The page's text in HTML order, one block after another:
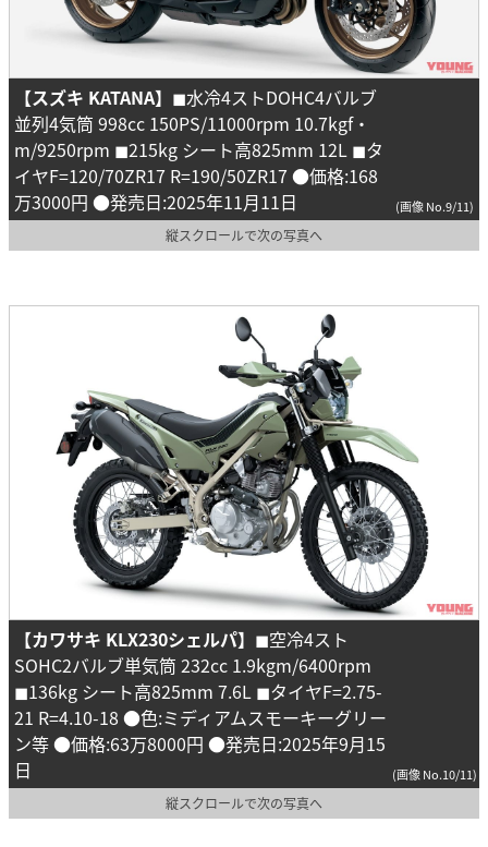
【スズキ KATANA】 ◼︎水冷4ストDOHC4バルブ
並列4気筒 998cc 150PS/11000rpm 10.7kgf・
m/9250rpm ◼︎215kg シート高825mm 12L ◼︎タ
イヤF=120/70ZR17 R=190/50ZR17 ●価格:168
万3000円 ●発売日:2025年11月11日
(画像 No.9/11)
縦スクロールで次の写真へ
【カワサキ KLX230シェルパ】 ◼︎空冷4スト
SOHC2バルブ単気筒 232cc 1.9kgm/6400rpm
◼︎136kg シート高825mm 7.6L ◼︎タイヤF=2.75-
21 R=4.10-18 ●色:ミディアムスモーキーグリー
ン等 ●価格:63万8000円 ●発売日:2025年9月15
日
(画像 No.10/11)
縦スクロールで次の写真へ